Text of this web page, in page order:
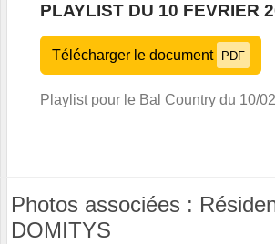
PLAYLIST DU 10 FEVRIER
Télécharger le document PDF
Playlist pour le Bal Country du 10/
Photos associées :
DOMITYS